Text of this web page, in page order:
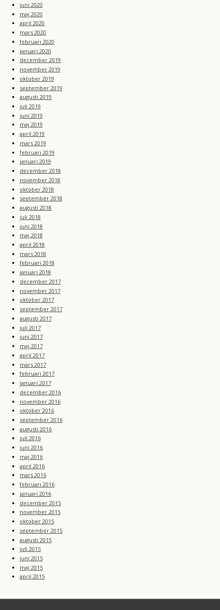
juni 2020
maj 2020
april 2020
mars 2020
februari 2020
januari 2020
december 2019
november 2019
oktober 2019
september 2019
augusti 2019
juli 2019
juni 2019
maj 2019
april 2019
mars 2019
februari 2019
januari 2019
december 2018
november 2018
oktober 2018
september 2018
augusti 2018
juli 2018
juni 2018
maj 2018
april 2018
mars 2018
februari 2018
januari 2018
december 2017
november 2017
oktober 2017
september 2017
augusti 2017
juli 2017
juni 2017
maj 2017
april 2017
mars 2017
februari 2017
januari 2017
december 2016
november 2016
oktober 2016
september 2016
augusti 2016
juli 2016
juni 2016
maj 2016
april 2016
mars 2016
februari 2016
januari 2016
december 2015
november 2015
oktober 2015
september 2015
augusti 2015
juli 2015
juni 2015
maj 2015
april 2015